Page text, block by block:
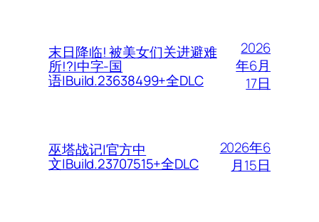
末日降临! 被美女们关进避难
所!?|中字-国
语|Build.23638499+全DLC
2026
年6月
17日
巫塔战记|官方中
文|Build.23707515+全DLC
2026年6
月15日